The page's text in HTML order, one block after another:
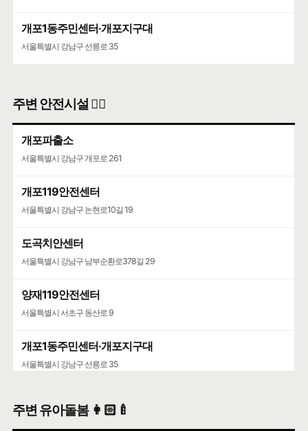
개포1동주민센터·개포지구대
서울특별시 강남구 선릉로 35
주변 안전시설 👮‍♀️
개포파출소
서울특별시 강남구 개포로 261
개포119안전센터
서울특별시 강남구 논현로10길 19
도곡치안센터
서울특별시 강남구 남부순환로378길 29
양재119안전센터
서울특별시 서초구 동산로 9
개포1동주민센터·개포지구대
서울특별시 강남구 선릉로 35
주변 유아돌봄 👩🏻‍🍼